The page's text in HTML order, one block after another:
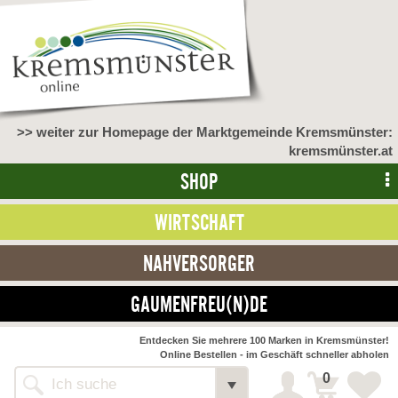
>> weiter zur Homepage der Marktgemeinde Kremsmünster:
kremsmünster.at
SHOP
WIRTSCHAFT
NAHVERSORGER
GAUMENFREU(N)DE
Alle Webseiten
Entdecken Sie mehrere 100 Marken in Kremsmünster!
Online Bestellen - im Geschäft schneller abholen
0
NAHVERSORGER
>> Bauernmarkt << Detail